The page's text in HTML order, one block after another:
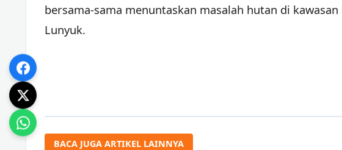
bersama-sama menuntaskan masalah hutan di kawasan
Lunyuk.
BACA JUGA ARTIKEL LAINNYA